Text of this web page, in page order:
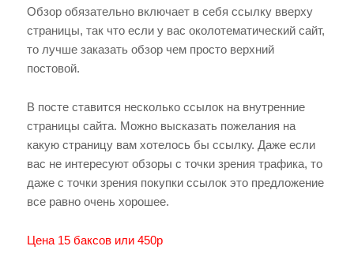
Обзор обязательно включает в себя ссылку вверху
страницы, так что если у вас околотематический сайт,
то лучше заказать обзор чем просто верхний
постовой.
В посте ставится несколько ссылок на внутренние
страницы сайта. Можно высказать пожелания на
какую страницу вам хотелось бы ссылку. Даже если
вас не интересуют обзоры с точки зрения трафика, то
даже с точки зрения покупки ссылок это предложение
все равно очень хорошее.
Цена 15 баксов или 450р